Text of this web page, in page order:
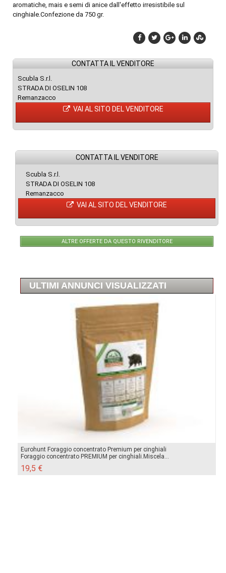
aromatiche, mais e semi di anice dall'effetto irresistibile sul
cinghiale.Confezione da 750 gr.
CONTATTA IL VENDITORE
Scubla S.r.l.
STRADA DI OSELIN 108
Remanzacco
VAI AL SITO DEL VENDITORE
CONTATTA IL VENDITORE
Scubla S.r.l.
STRADA DI OSELIN 108
Remanzacco
VAI AL SITO DEL VENDITORE
ALTRE OFFERTE DA QUESTO RIVENDITORE
ULTIMI ANNUNCI VISUALIZZATI
Eurohunt Foraggio concentrato Premium per cinghiali
Foraggio concentrato PREMIUM per cinghiali.Miscela...
19,5 €